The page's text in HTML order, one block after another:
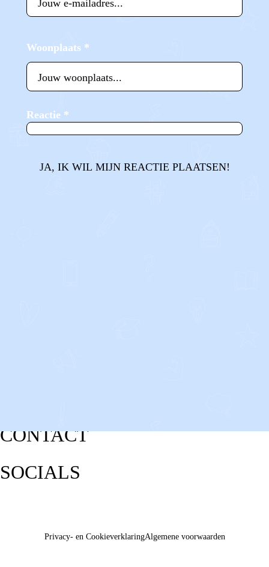
Woonplaats *
Reactie *
JA, IK WIL MIJN REACTIE PLAATSEN!
CONTACT
SOCIALS
Privacy- en CookieverklaringAlgemene voorwaarden